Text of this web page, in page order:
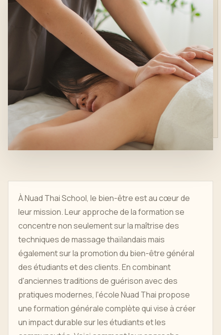
À Nuad Thai School, le bien-être est au cœur de
leur mission. Leur approche de la formation se
concentre non seulement sur la maîtrise des
techniques de massage thaïlandais mais
également sur la promotion du bien-être général
des étudiants et des clients. En combinant
d'anciennes traditions de guérison avec des
pratiques modernes, l'école Nuad Thai propose
une formation générale complète qui vise à créer
un impact durable sur les étudiants et les